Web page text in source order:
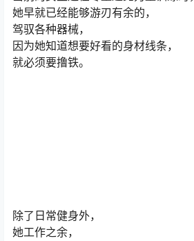
她早就已经能够游刃有余的，
驾驭各种器械，
因为她知道想要好看的身材线条，
就必须要撸铁。
除了日常健身外，
她工作之余，